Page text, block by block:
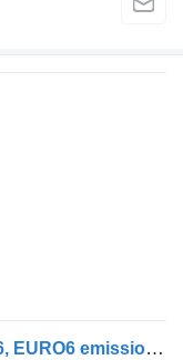
牵引车 MAN MAN TGX, TGS EURO 6, EURO6 emission multimedia system, NAVI Navigation system, HU MAN MMT ADVANCED DAB, HARMAN / BECKER, BOSCH 81281006043, 7620000066, 81281006026, CM0066, 7620000067, CM0067, 81281006027, 81281006031, 81281006037, 81281006029, 81281006035, 81281006041 的 导航系统 MAN TGX, TGS EURO 6, EURO6 emission multimedia system, NAVI Navigati MAN